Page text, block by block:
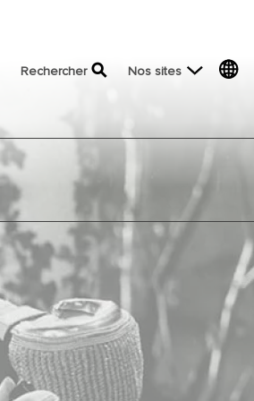
top menu
Rechercher Nos sites